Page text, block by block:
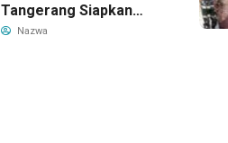
Tangerang Siapkan
TPS3R Baru di Tigaraksa
Nazwa